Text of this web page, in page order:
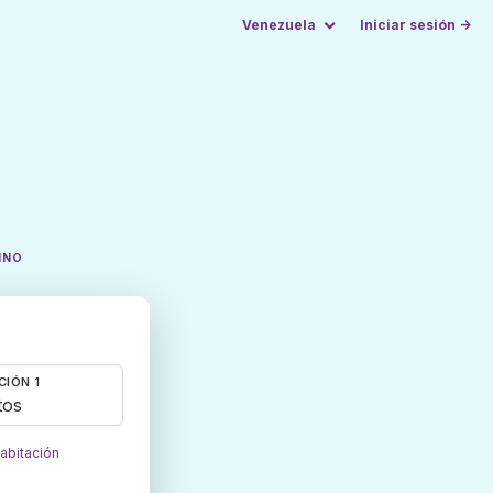
Venezuela Iniciar sesión →
1